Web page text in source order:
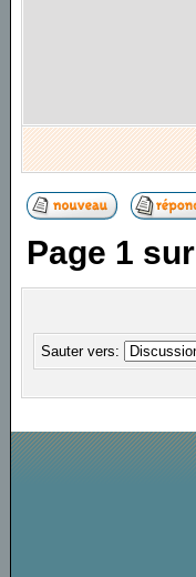
Page 1 sur
Sauter vers: